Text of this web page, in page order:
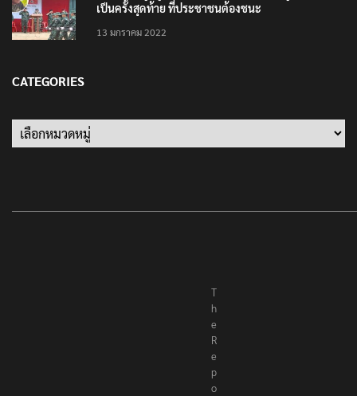
13 มกราคม 2022
h
e
R
e
p
o
r